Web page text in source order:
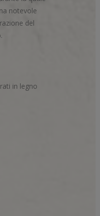
notevole
del
in legno